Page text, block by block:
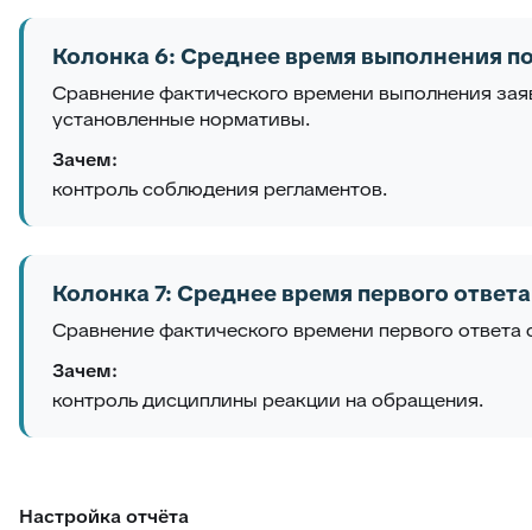
Колонка 6: Среднее время выполнения
Сравнение фактического времени выполнения
установленные нормативы.
Зачем:
контроль соблюдения регламентов.
Колонка 7: Среднее время первого
Сравнение фактического времени первого
Зачем:
контроль дисциплины реакции на обращения.
Настройка отчёта